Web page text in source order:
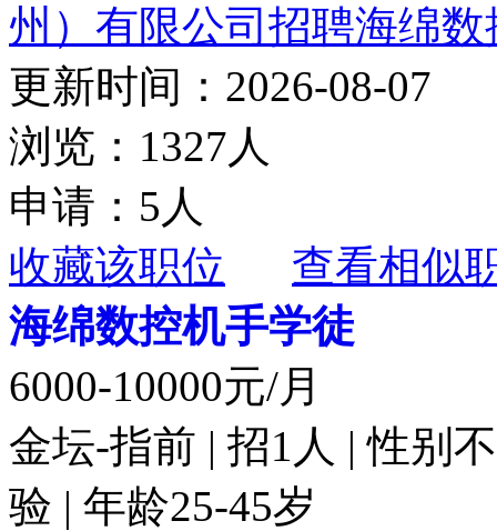
州）有限公司招聘海绵
更新时间：2026-08-07
浏览：1327人
申请：5人
收藏该职位
查看相似
海绵数控机手学徒
6000-10000元/月
金坛-指前 | 招1人 | 性别
验 | 年龄25-45岁